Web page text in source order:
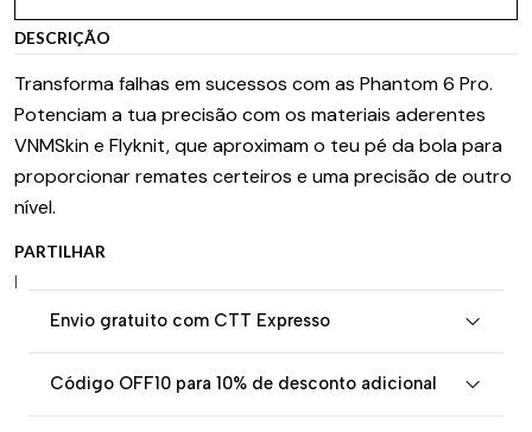
DESCRIÇÃO
Transforma falhas em sucessos com as Phantom 6 Pro.
Potenciam a tua precisão com os materiais aderentes
VNMSkin e Flyknit, que aproximam o teu pé da bola para
proporcionar remates certeiros e uma precisão de outro
nível.
PARTILHAR
|
Envio gratuito com CTT Expresso
Código OFF10 para 10% de desconto adicional